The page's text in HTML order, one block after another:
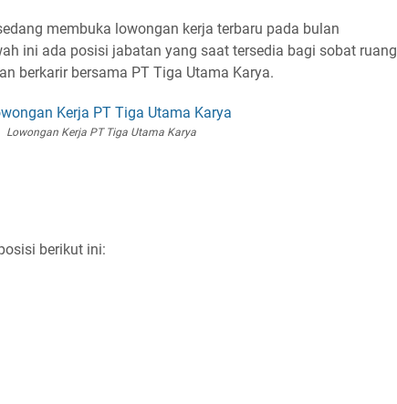
membuka lowongan kerja terbaru pada bulan
ini ada posisi jabatan yang saat tersedia bagi sobat ruang
berkarir bersama PT Tiga Utama Karya.
Lowongan Kerja PT Tiga Utama Karya
berikut ini: